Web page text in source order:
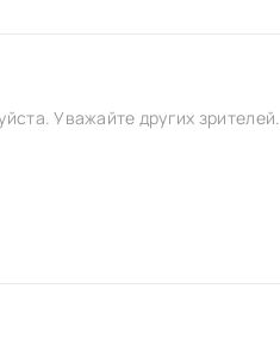
Уважайте других зрителей.